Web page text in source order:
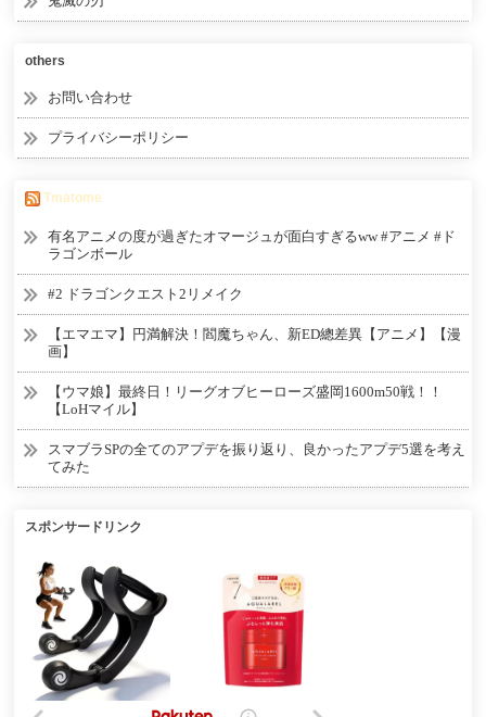
others
お問い合わせ
プライバシーポリシー
Tmatome
有名アニメの度が過ぎたオマージュが面白すぎるww #アニメ #ド
ラゴンボール
#2 ドラゴンクエスト2リメイク
【エマエマ】円満解決！閻魔ちゃん、新ED總差異【アニメ】【漫
画】
【ウマ娘】最終日！リーグオブヒーローズ盛岡1600m50戦！！
【LoHマイル】
スマブラSPの全てのアプデを振り返り、良かったアプデ5選を考え
てみた
スポンサードリンク